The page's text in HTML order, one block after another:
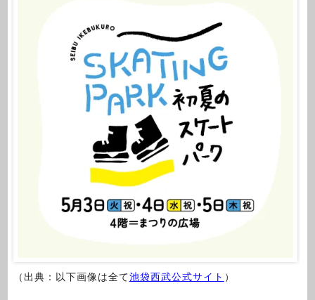
（出典：以下画像は全て池袋西武公式サイト ）